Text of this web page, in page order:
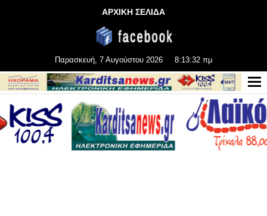
ΑΡΧΙΚΗ ΣΕΛΙΔΑ
Παρασκευή, 7 Αυγούστου 2026 8:13:32 πμ